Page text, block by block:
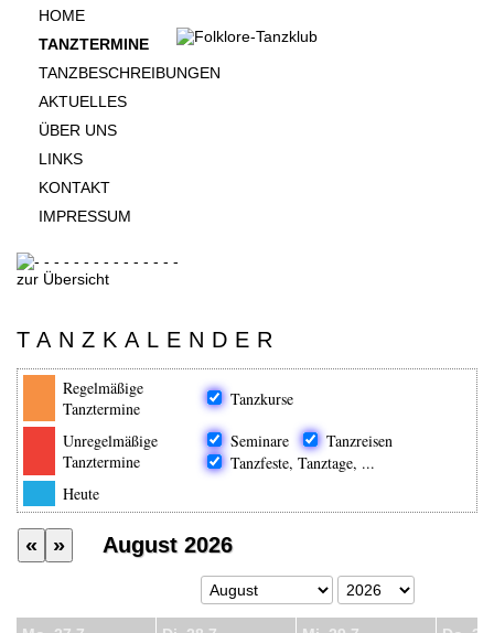
HOME
TANZTERMINE
TANZBESCHREIBUNGEN
AKTUELLES
ÜBER UNS
LINKS
KONTAKT
IMPRESSUM
zur Übersicht
TANZKALENDER
Regelmäßige
Tanztermine
Tanzkurse
Unregelmäßige
Tanztermine
Seminare
Tanzreisen
Tanzfeste, Tanztage, ...
Heute
« » August 2026